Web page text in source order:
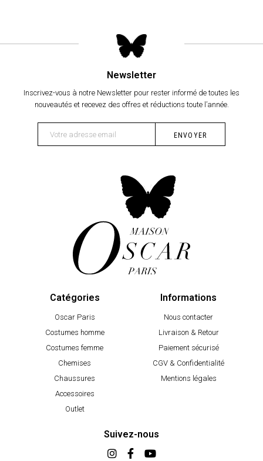
Newsletter
Inscrivez-vous à notre Newsletter pour rester informé de toutes les
nouveautés et recevez des offres et réductions toute l’année.
Catégories
Oscar Paris
Costumes homme
Costumes femme
Chemises
Chaussures
Accessoires
Outlet
Informations
Nous contacter
Livraison & Retour
Paiement sécurisé
CGV & Confidentialité
Mentions légales
Suivez-nous